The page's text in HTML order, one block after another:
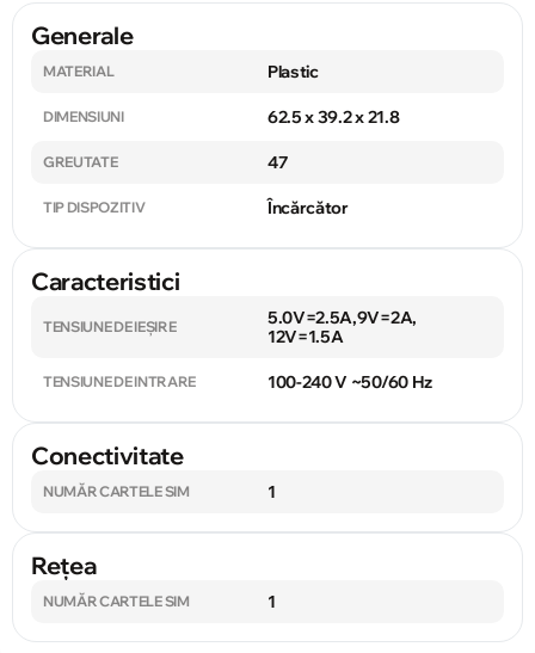
Generale
MATERIAL Plastic
DIMENSIUNI 62.5 x 39.2 x 21.8
GREUTATE 47
TIP DISPOZITIV Încărcător
Caracteristici
TENSIUNE DE IEȘIRE
5.0V=2.5A,9V=2A,
12V=1.5A
TENSIUNE DE INTRARE 100-240 V ~50/60 Hz
Conectivitate
NUMĂR CARTELE SIM 1
Rețea
NUMĂR CARTELE SIM 1